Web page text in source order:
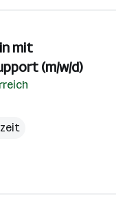
mit
(m/w/d)